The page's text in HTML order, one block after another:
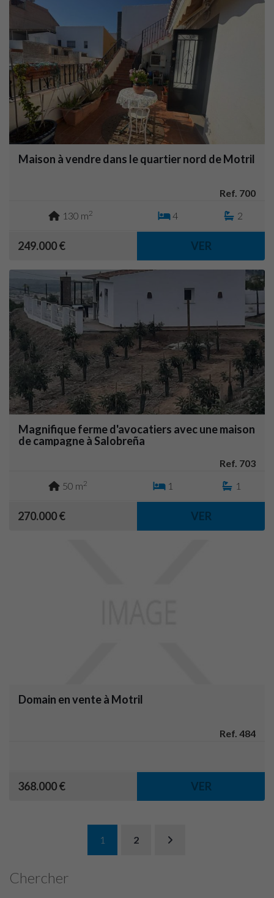
Maison à vendre dans le quartier nord de Motril
Ref. 700
130 m2 4 2
249.000 € VER
Magnifique ferme d'avocatiers avec une maison
de campagne à Salobreña
Ref. 703
50 m2 1 1
270.000 € VER
Domain en vente à Motril
Ref. 484
368.000 € VER
1 2
Chercher